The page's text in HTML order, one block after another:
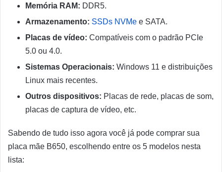
Memória RAM: DDR5.
Armazenamento: SSDs NVMe e SATA.
Placas de vídeo: Compatíveis com o padrão PCIe
5.0 ou 4.0.
Sistemas Operacionais: Windows 11 e distribuições
Linux mais recentes.
Outros dispositivos: Placas de rede, placas de som,
placas de captura de vídeo, etc.
Sabendo de tudo isso agora você já pode comprar sua
placa mãe B650, escolhendo entre os 5 modelos nesta
lista: